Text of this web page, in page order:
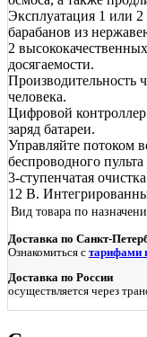
Эксплуатация 1 или
барабанов из
2
досягаемости.
Производительность
человека.
Цифровой
заряд батареи.
Управляйте потоком
беспроводного
3-ступенчатая
12 В.
Вид товара по
Доставка по Санкт-
Ознакомиться с тарифами
Доставка по России
осуществляется через